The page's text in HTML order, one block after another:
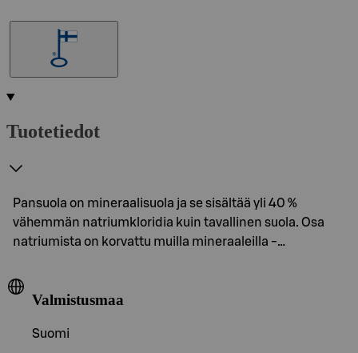
Tuotetiedot
Pansuola on mineraalisuola ja se sisältää yli 40 %
vähemmän natriumkloridia kuin tavallinen suola. Osa
natriumista on korvattu muilla mineraaleilla -…
Valmistusmaa
Suomi